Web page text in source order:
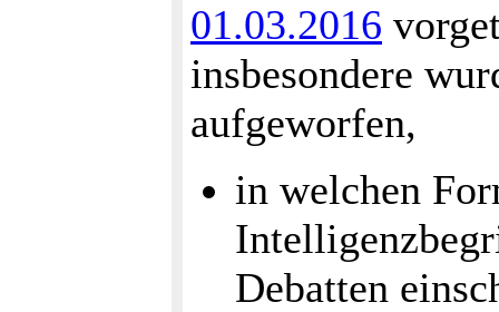
01.03.2016
insbesondere
aufgeworfen,
in welchen
Debatten